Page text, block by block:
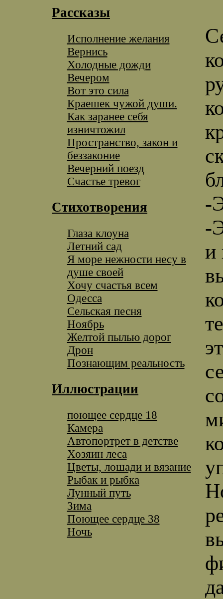
Рассказы
Исполнение желания
Вернись
Холодные дожди
Вечером
Вот это сила
Краешек чужой души.
Как заранее себя
изничтожил
Пространство, закон и
беззаконие
Вечерний поезд
Счастье тревог
Стихотворения
Глаза клоуна
Летний сад
Я море нежности несу в
душе своей
Хочу счастья всем
Одесса
Сельская песня
Ноябрь
Желтой пылью дорог
Дрон
Познающим реальность
Иллюстрации
поющее сердце 18
Камера
Автопортрет в детстве
Хозяин леса
Цветы, лошади и вязание
Рыбак и рыбка
Лунный путь
Зима
Поющее сердце 38
Ночь
-
-
и